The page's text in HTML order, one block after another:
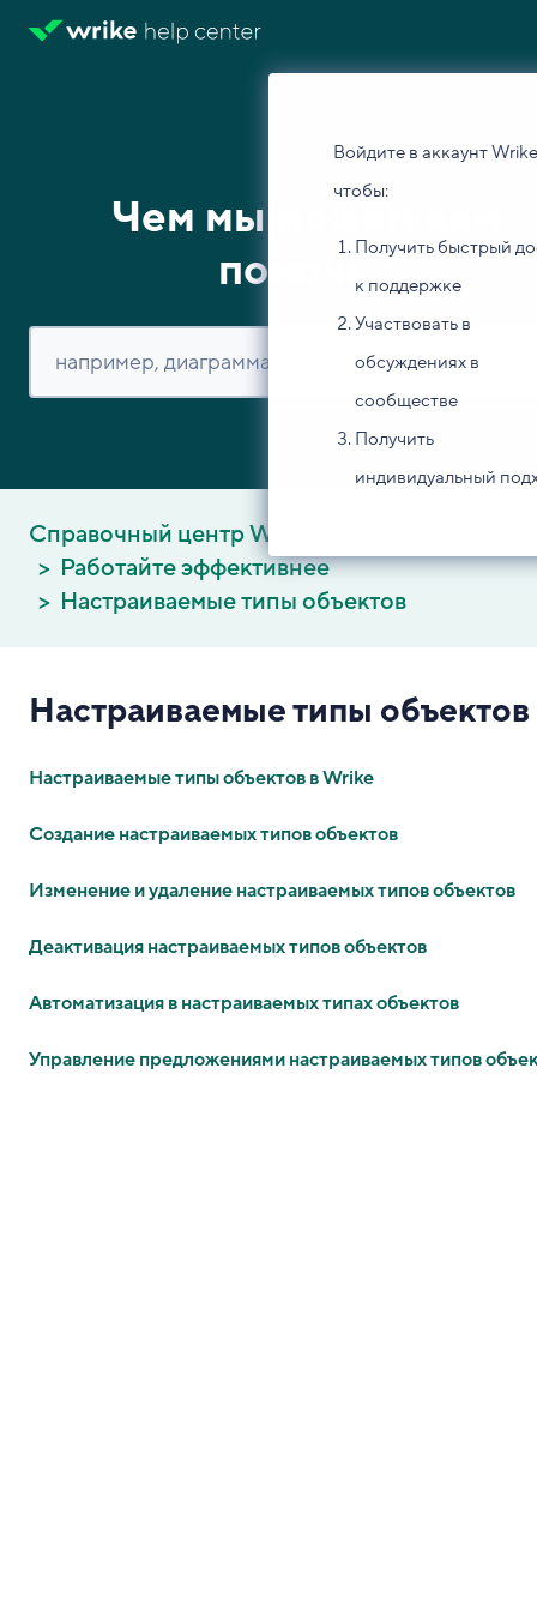
Войдите в аккаунт
чтобы:
Получить быстрый
к поддержке
Участвовать в
обсуждениях в
сообществе
Получить
индивидуальный
Чем мы можем вам
помочь?
Справочный центр Wrike
Работайте эффективнее
Настраиваемые типы объектов
Настраиваемые типы объектов
Настраиваемые типы объектов в Wrike
Создание настраиваемых типов объектов
Изменение и удаление настраиваемых типов объектов
Деактивация настраиваемых типов объектов
Автоматизация в настраиваемых типах объектов
Управление предложениями настраиваемых типов